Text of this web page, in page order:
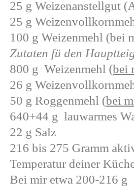
25 g Weizenanstellgut
25 g
100 g Weizenmehl (bei
Zutaten fü den
800 g Weizenmehl (bei
26 g
50 g Roggenmehl (bei
640+44 g lauwarmes
22 g Salz
216 bis 275 Gramm
Temperatur deiner
Bei mir etwa 200-216 g